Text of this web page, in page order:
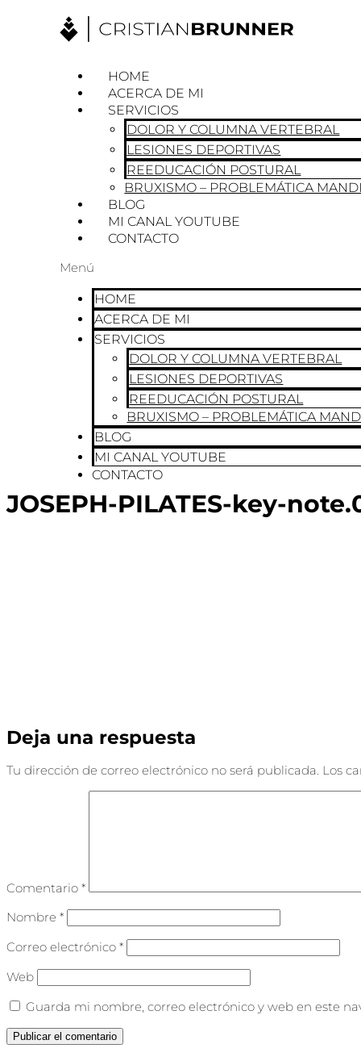
HOME
ACERCA DE MI
SERVICIOS
DOLOR Y COLUMNA VERTEBRAL
LESIONES DEPORTIVAS
REEDUCACIÓN POSTURAL
BRUXISMO – PROBLEMÁTICA
BLOG
MI CANAL YOUTUBE
CONTACTO
Menú
HOME
ACERCA DE MI
SERVICIOS
DOLOR Y COLUMNA VERTEBRAL
LESIONES DEPORTIVAS
REEDUCACIÓN POSTURAL
BRUXISMO – PROBLEMÁTICA
BLOG
MI CANAL YOUTUBE
CONTACTO
JOSEPH-PILATES-key-
Deja una respuesta
Tu dirección de correo electrónico no será publicada. Los
Comentario *
Nombre *
Correo electrónico *
Web
Guarda mi nombre, correo electrónico y web en este